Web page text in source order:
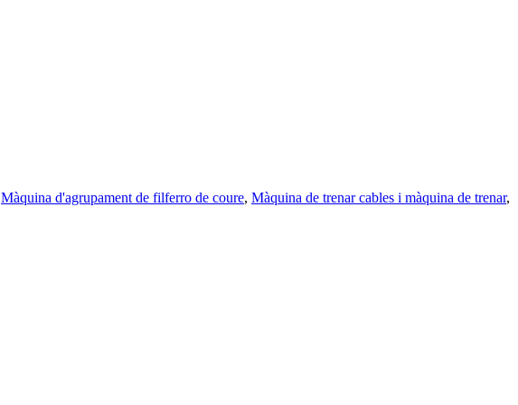
Màquina d'agrupament de filferro de coure, Màquina de trenar cables i màquina de trenar,